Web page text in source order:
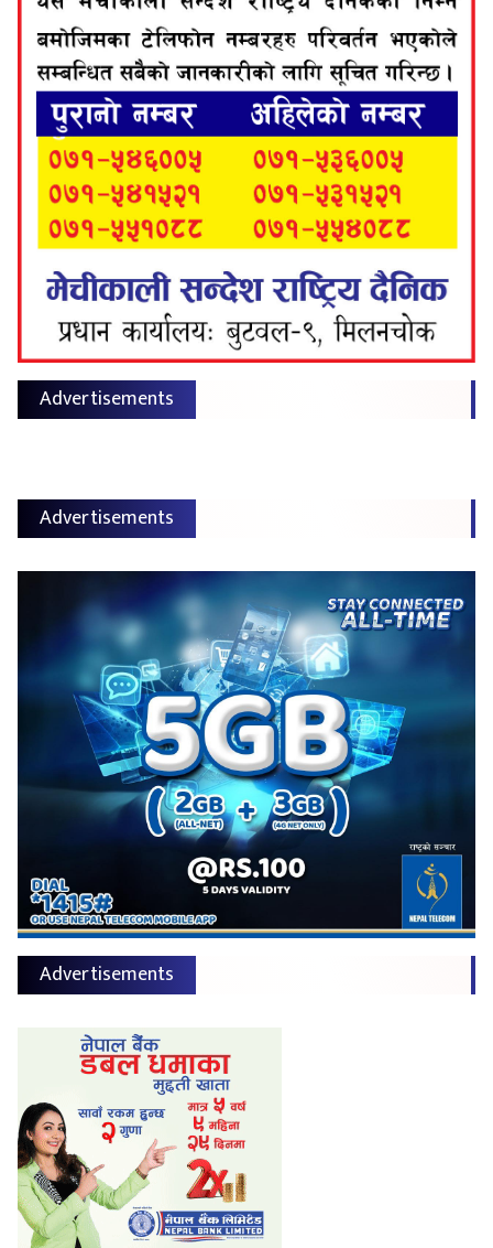
Advertisements
Advertisements
Advertisements